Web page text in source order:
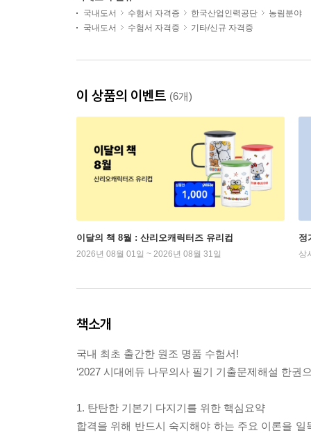
국내도서 수험서 자격증 한국산업인력공단
농림분야
국내도서
수험서 자격증 기타/신규 자격증
이 상품의 이벤트 (6개)
이달의 책 8월 : 산리오캐릭터즈 유리컵
2026년 08월 01일 ~ 2026년 08월 31일
정
상
책소개
국내 최초 출간한 원조 명품 수험서!
‘2027 시대에듀 나무의사 필기 기출문제해설 한권
1. 탄탄한 기본기 다지기를 위한 핵심요약
합격을 위해 반드시 숙지해야 하는 주요 이론을